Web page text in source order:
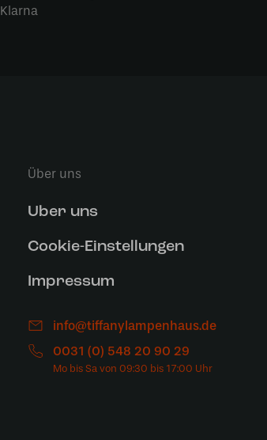
Klarna
Über uns
Uber uns
Cookie-Einstellungen
Impressum
info@tiffanylampenhaus.de
0031 (0) 548 20 90 29